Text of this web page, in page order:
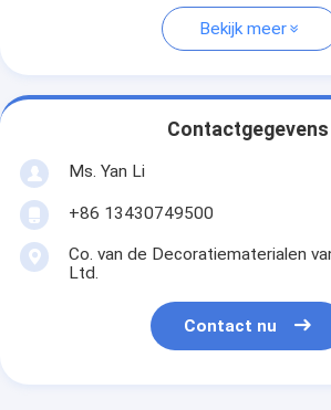
Bekijk meer
Contactgegevens
Ms. Yan Li
+86 13430749500
Co. van de Decoratiematerialen
Ltd.
Contact nu